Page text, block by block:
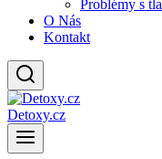
Problémy s
O Nás
Kontakt
Detoxy.cz